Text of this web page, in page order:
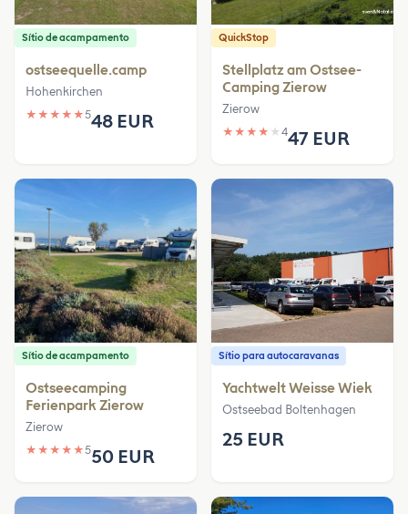
Sítio de acampamento
ostseequelle.camp
Hohenkirchen
★ ★ ★ ★ ★548 EUR
QuickStop
Stellplatz am Ostsee-
Camping Zierow
Zierow
★ ★ ★ ★ ★ 447 EUR
Sítio de acampamento
Ostseecamping
Ferienpark Zierow
Zierow
★ ★ ★ ★ ★550 EUR
Sítio para autocaravanas
Yachtwelt Weisse Wiek
Ostseebad Boltenhagen
25 EUR